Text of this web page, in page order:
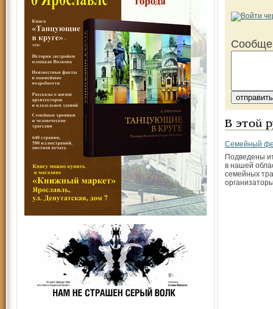
В этой
Семейный
Подведены
в нашей
семейных